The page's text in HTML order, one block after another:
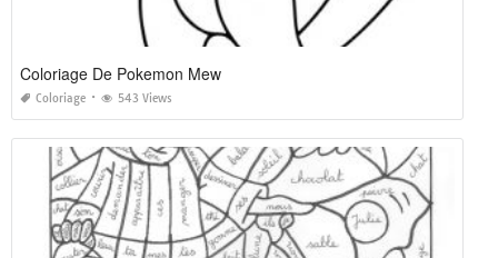
Coloriage De Pokemon Mew
Coloriage 543 Views